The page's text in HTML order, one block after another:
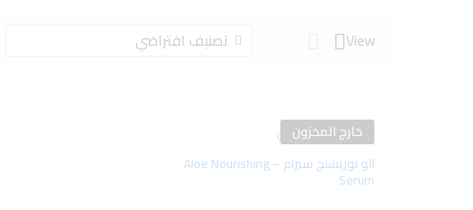
View تصنيف افتراضي
خارج المخزون
أضف
الو نوريشنج سيرام – Aloe Nourishing
Serum